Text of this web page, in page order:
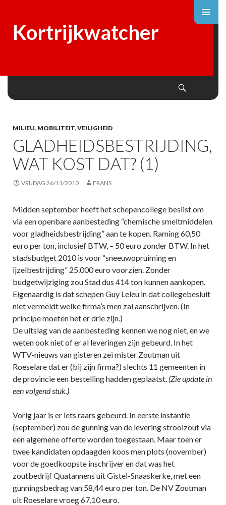
Kortrijkwatcher
MILIEU, MOBILITEIT, VEILIGHEID
GLADHEIDSBESTRIJDING,
WAT KOST DAT? (1)
VRIJDAG 26/11/2010 FRANS
Midden september heeft het schepencollege beslist om
via een openbare aanbesteding “chemische smeltmiddelen
voor gladheidsbestrijding” aan te kopen. Raming 60,50
euro per ton, inclusief BTW, – 50 euro zonder BTW. In het
stadsbudget 2010 is voor “sneeuwopruiming en
ijzelbestrijding” 25.000 euro voorzien. Zonder
budgetwijziging zou Stad dus 414 ton kunnen aankopen.
Eigenaardig is dat schepen Guy Leleu in dat collegebesluit
niet vermeldt welke firma’s men zal aanschrijven. (In
principe moeten het er drie zijn.)
De uitslag van de aanbesteding kennen we nog niet, en we
weten ook niet of er al leveringen zijn gebeurd. In het
WTV-nieuws van gisteren zei mister Zoutman uit
Roeselare dat er (bij zijn firma?) slechts 11 gemeenten in
de provincie een bestelling hadden geplaatst. (Zie update in
een volgend stuk.)
Vorig jaar is er iets raars gebeurd. In eerste instantie
(september) zou de gunning van de levering strooizout via
een algemene offerte worden toegestaan. Maar toen er
twee kandidaten opdaagden koos men plots (november)
voor de goedkoopste inschrijver en dat was het
zoutbedrijf Quatannens uit Gistel-Snaaskerke, met een
gunningsbedrag van 58,44 euro per ton. De NV Zoutman
uit Roeselare vroeg 67,10 euro.